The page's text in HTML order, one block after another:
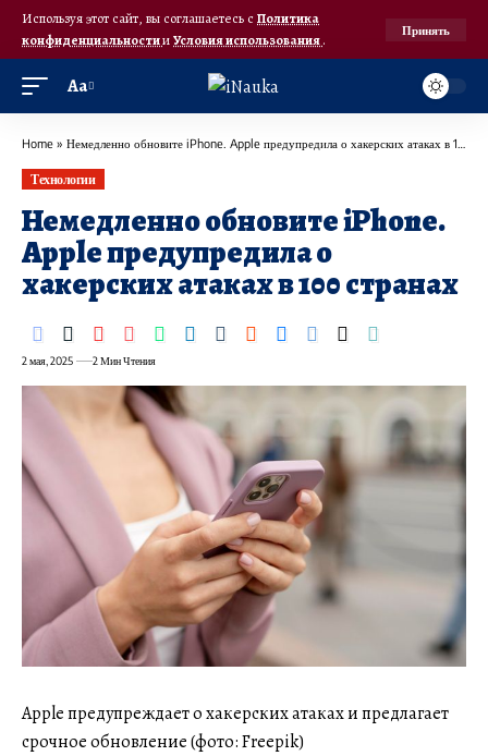
Используя этот сайт, вы соглашаетесь с Политика
конфиденциальностииУсловия использования.
Принять
Аа
Home » Немедленно обновите iPhone. Apple предупредила о хакерских атаках в 100 странах
Технологии
Немедленно обновите iPhone.
Apple предупредила о
хакерских атаках в 100 странах
2 мая, 2025 2 Мин Чтения
Apple предупреждает о хакерских атаках и предлагает
срочное обновление (фото: Freepik)